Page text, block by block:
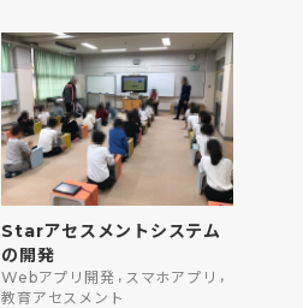
Starアセスメントシステム
の開発
Webアプリ開発 , スマホアプリ ,
教育アセスメント